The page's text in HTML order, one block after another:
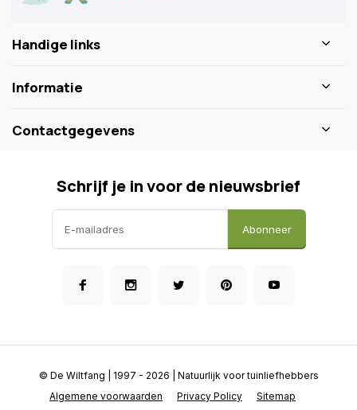
Handige links
Informatie
Contactgegevens
Schrijf je in voor de nieuwsbrief
Abonneer
Algemene voorwaarden Privacy Policy Sitemap
© De Wiltfang | 1997 - 2026 | Natuurlijk voor tuinliefhebbers